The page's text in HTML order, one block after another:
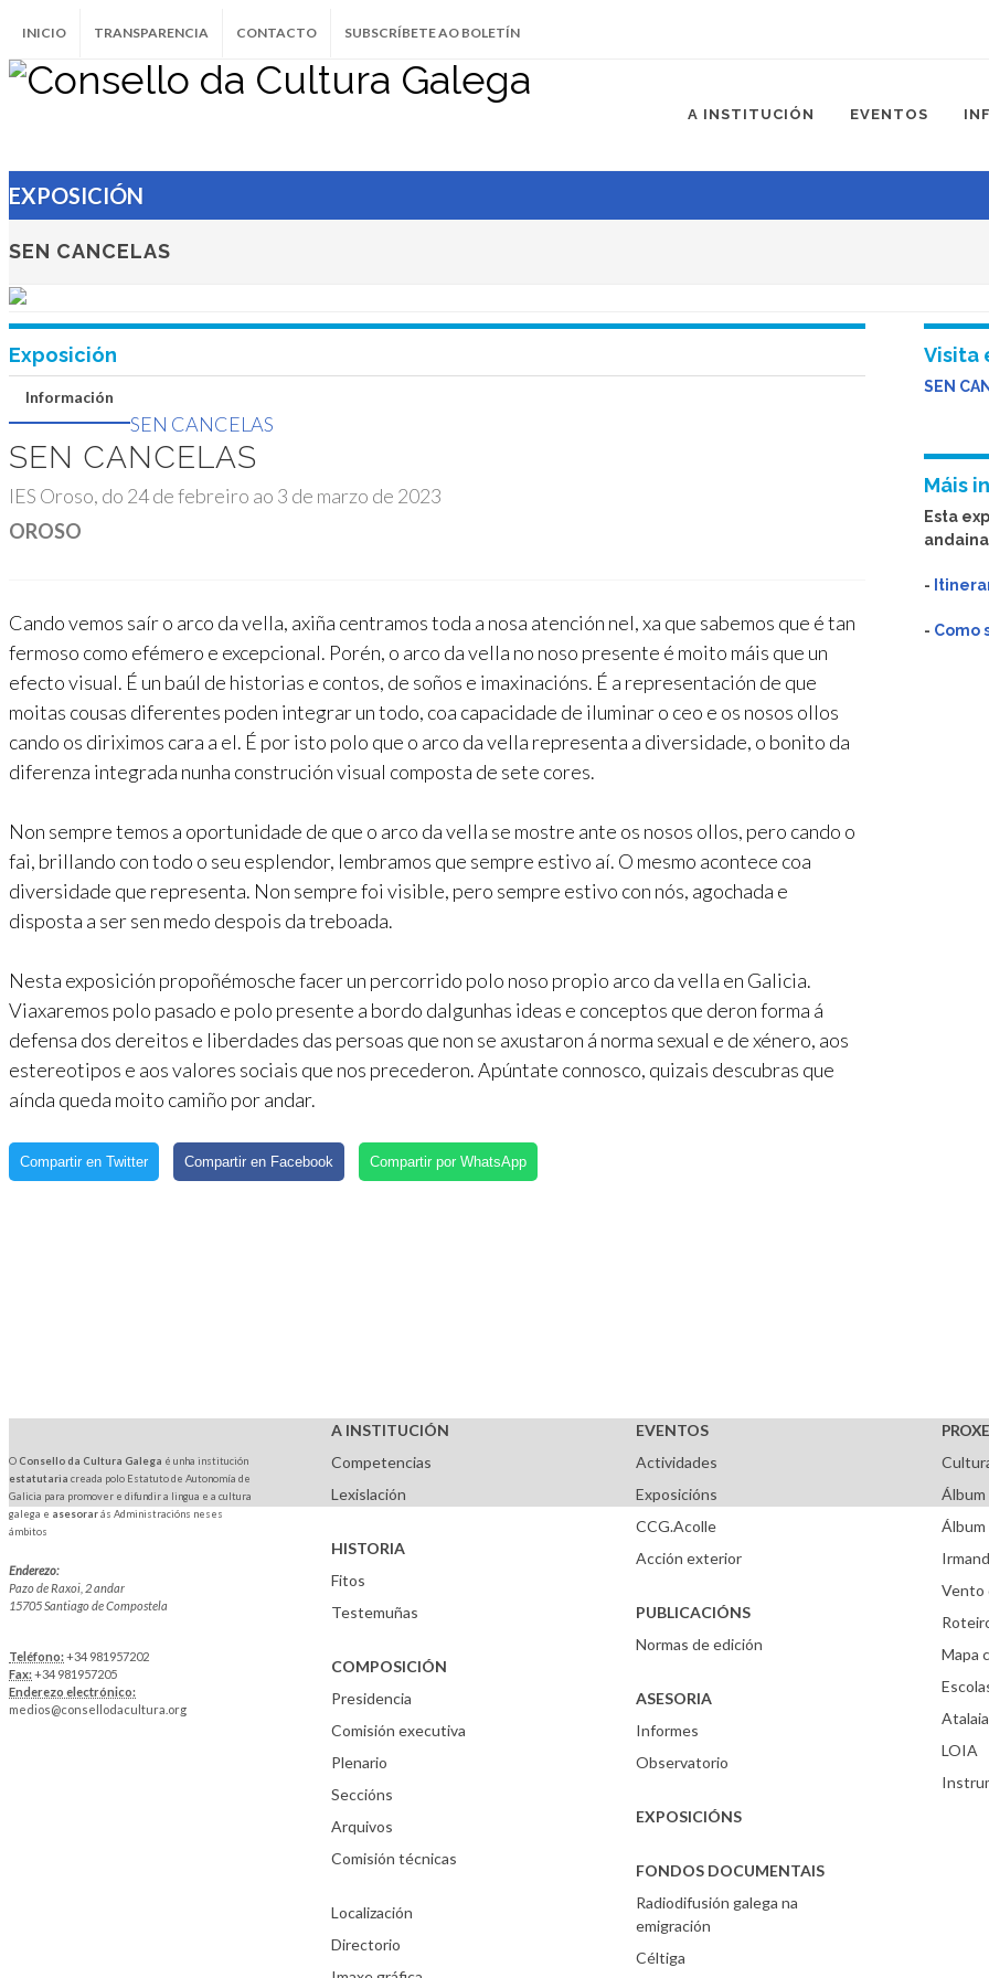
INICIO TRANSPARENCIA CONTACTO SUBSCRÍBETE AO BOLETÍN
A INSTITUCIÓN EVENTOS
EXPOSICIÓN
SEN CANCELAS
IES Oroso, do 24 de febreiro ao 3 de marzo de 2023
Exposición
Información
SEN CANCELAS
SEN CANCELAS
IES Oroso, do 24 de febreiro ao 3 de marzo de 2023
OROSO
Cando vemos saír o arco da vella, axiña centramos toda a nosa atención nel, xa que sabemos que é tan
fermoso como efémero e excepcional. Porén, o arco da vella no noso presente é moito máis que un
efecto visual. É un baúl de historias e contos, de soños e imaxinacións. É a representación de que
moitas cousas diferentes poden integrar un todo, coa capacidade de iluminar o ceo e os nosos ollos
cando os diriximos cara a el. É por isto polo que o arco da vella representa a diversidade, o bonito da
diferenza integrada nunha construción visual composta de sete cores.
Non sempre temos a oportunidade de que o arco da vella se mostre ante os nosos ollos, pero cando o
fai, brillando con todo o seu esplendor, lembramos que sempre estivo aí. O mesmo acontece coa
diversidade que representa. Non sempre foi visible, pero sempre estivo con nós, agochada e
disposta a ser sen medo despois da treboada.
Nesta exposición propoñémosche facer un percorrido polo noso propio arco da vella en Galicia.
Viaxaremos polo pasado e polo presente a bordo dalgunhas ideas e conceptos que deron forma á
defensa dos dereitos e liberdades das persoas que non se axustaron á norma sexual e de xénero, aos
estereotipos e aos valores sociais que nos precederon. Apúntate connosco, quizais descubras que
aínda queda moito camiño por andar.
Compartir en Twitter Compartir en Facebook Compartir por WhatsApp
Visita
SEN
Máis
Esta
-
- Como
O Consello da Cultura Galega é unha institución
estatutaria creada polo Estatuto de Autonomía de
Galicia para promover e difundir a lingua e a cultura
galega e asesorarás Administracións neses
ámbitos
Enderezo:
Pazo de Raxoi, 2 andar
15705 Santiago de Compostela
Teléfono:+34 981957202
Fax:+34 981957205
Enderezo electrónico:
medios@consellodacultura.org
A INSTITUCIÓN
Competencias
Lexislación
HISTORIA
Fitos
Testemuñas
COMPOSICIÓN
Presidencia
Comisión executiva
Plenario
Seccións
Arquivos
Comisión técnicas
Localización
Directorio
EVENTOS
Actividades
Exposicións
CCG.Acolle
Acción exterior
PUBLICACIÓNS
Normas de edición
ASESORIA
Informes
Observatorio
EXPOSICIÓNS
FONDOS DOCUMENTAIS
Radiodifusión galega na
emigración
Céltiga
Álbum
Álbum
Vento
Mapa
Atalaia
LOIA